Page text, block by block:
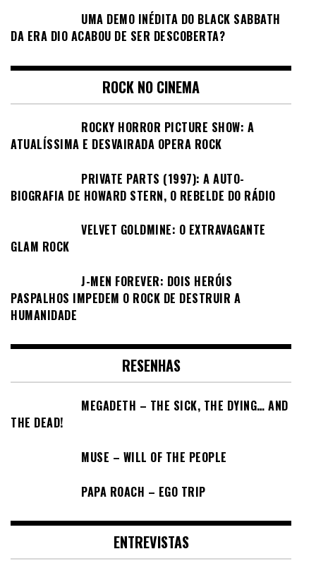
UMA DEMO INÉDITA DO BLACK SABBATH
DA ERA DIO ACABOU DE SER DESCOBERTA?
ROCK NO CINEMA
ROCKY HORROR PICTURE SHOW: A
ATUALÍSSIMA E DESVAIRADA OPERA ROCK
PRIVATE PARTS (1997): A AUTO-
BIOGRAFIA DE HOWARD STERN, O REBELDE DO RÁDIO
VELVET GOLDMINE: O EXTRAVAGANTE
GLAM ROCK
J-MEN FOREVER: DOIS HERÓIS
PASPALHOS IMPEDEM O ROCK DE DESTRUIR A
HUMANIDADE
RESENHAS
MEGADETH – THE SICK, THE DYING… AND
THE DEAD!
MUSE – WILL OF THE PEOPLE
PAPA ROACH – EGO TRIP
ENTREVISTAS